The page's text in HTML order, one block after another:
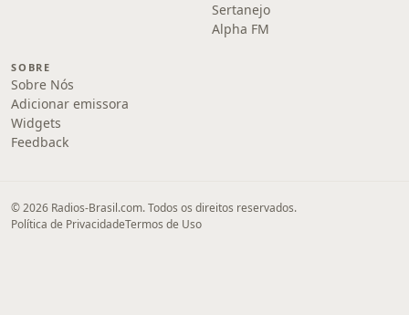
Sertanejo
Alpha FM
SOBRE
Sobre Nós
Adicionar emissora
Widgets
Feedback
© 2026 Radios-Brasil.com. Todos os direitos reservados.
Política de PrivacidadeTermos de Uso